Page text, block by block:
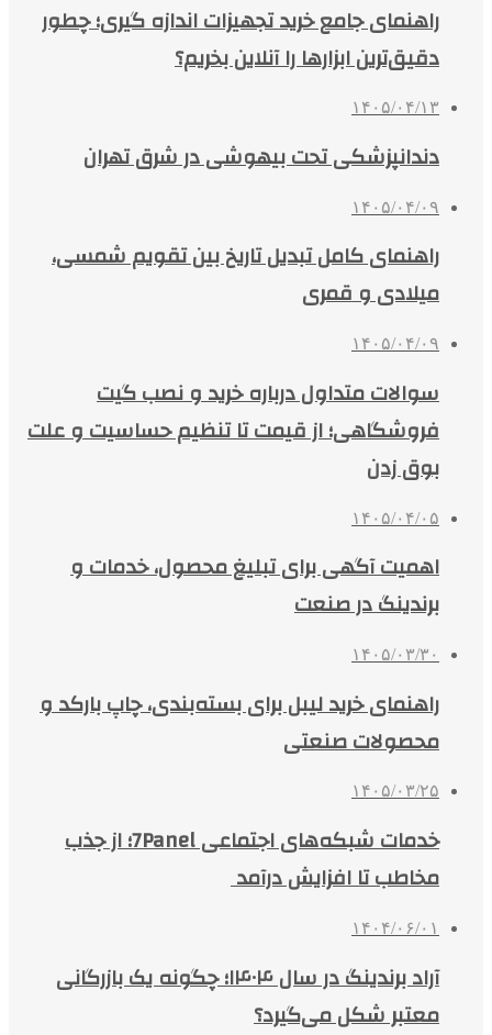
راهنمای جامع خرید تجهیزات اندازه گیری؛ چطور
دقیق‌ترین ابزارها را آنلاین بخریم؟
۱۴۰۵/۰۴/۱۳
دندانپزشکی تحت بیهوشی در شرق تهران
۱۴۰۵/۰۴/۰۹
راهنمای کامل تبدیل تاریخ بین تقویم شمسی،
میلادی و قمری
۱۴۰۵/۰۴/۰۹
سوالات متداول درباره خرید و نصب گیت
فروشگاهی؛ از قیمت تا تنظیم حساسیت و علت
بوق زدن
۱۴۰۵/۰۴/۰۵
اهمیت آگهی برای تبلیغ محصول، خدمات و
برندینگ در صنعت
۱۴۰۵/۰۳/۳۰
راهنمای خرید لیبل برای بسته‌بندی، چاپ بارکد و
محصولات صنعتی
۱۴۰۵/۰۳/۲۵
خدمات شبکه‌های اجتماعی 7Panel؛ از جذب
مخاطب تا افزایش درآمد
۱۴۰۴/۰۶/۰۱
آراد برندینگ در سال ۱۴۰۴؛ چگونه یک بازرگانی
معتبر شکل می‌گیرد؟